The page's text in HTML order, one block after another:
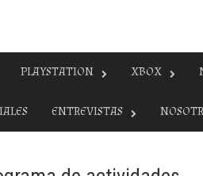
PLAYSTATION XBOX
ENTREVISTAS